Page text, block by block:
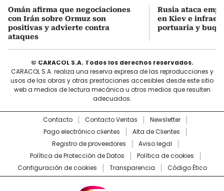
Omán afirma que negociaciones
con Irán sobre Ormuz son
positivas y advierte contra
ataques
Rusia ataca
en Kiev e
portuaria y
© CARACOL S.A. Todos los derechos reservados.
CARACOL S.A. realiza una reserva expresa de las reproducciones y
usos de las obras y otras prestaciones accesibles desde este sitio
web a medios de lectura mecánica u otros medios que resulten
adecuados.
Contacto Contacto Ventas
Newsletter
Pago electrónico clientes
Alta de Clientes
Registro de proveedores
Aviso legal
Política de Protección de Datos
Política de cookies
Configuración de cookies
Transparencia Código Ético